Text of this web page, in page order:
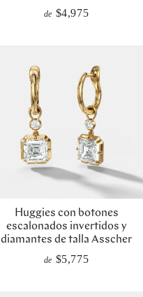
de $4,975
Huggies con botones
escalonados invertidos y
diamantes de talla Asscher
de $5,775